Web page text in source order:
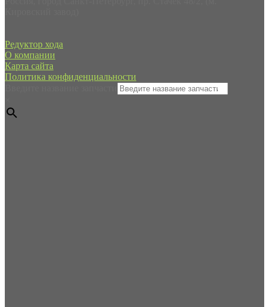
Редуктор хода
О компании
Карта сайта
Политика конфиденциальности